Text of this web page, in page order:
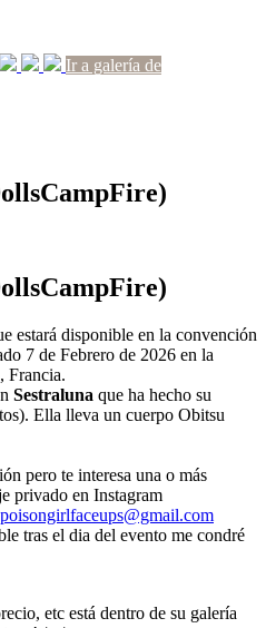
Ir a galería de
estará disponible en la convención
7 de Febrero de 2026 en la
Francia.
Sestraluna que ha hecho su
Ella lleva un cuerpo Obitsu
pero te interesa una o más
privado en Instagram
poisongirlfaceups@gmail.com
tras el dia del evento me condré
etc está dentro de su galería